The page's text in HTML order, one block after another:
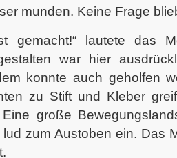
munden. Keine Frage
gemacht!“ lautete das
war hier
konnte auch geholfen
zu Stift und Kleber
große
zum Austoben ein. Das